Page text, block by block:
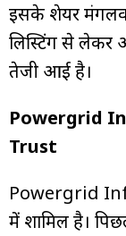
इसके शेयर
लिस्टिंग से लेकर
तेजी आई है।
Powergrid
Trust
Powergrid
में शामिल है।